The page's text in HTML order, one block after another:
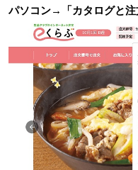
パソコン→ 「カタログと